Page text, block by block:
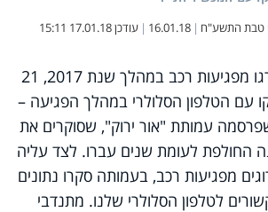
טבת התשע"ח |
16.01.18
| עודכן17.01.18 15:11
111 הולכי רגל נהרגו מפגיעות רכב במהלך שנת 2017, 21
עם הטלפון הסלולרי במהלך הפגיעה –
עמותת "אור ירוק", שסוקרים את
החולפת לעומת שנים עברו. לצד עליה
מפגיעות רכב, בעמותה סקרו נתונים
לטלפון הסלולרי שלנו. מתנדבי